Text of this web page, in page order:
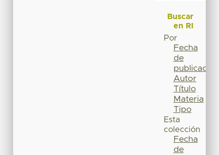
Buscar
en RI
Por
Fecha
de
publicación
Autor
Título
Materia
Tipo
Esta
colección
Fecha
de